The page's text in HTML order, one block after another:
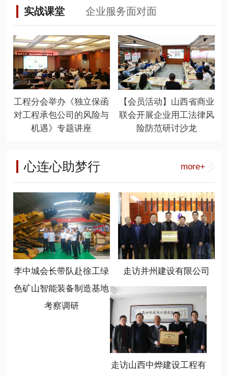
林当选为秘书长，程晋秀、魏勇分别
当选为副秘书长。 (省工商联二级巡
能新智造”为主题，聚集行业大咖共商
新时代发展大计。坚持“稳中求进，以
进促稳，先破后立”总要求，适应新质
生产力发展要求，推动行业高质量发
门、高校院所及大型企业的联系合
作，促进优惠政策和产学研用一体化
落地生根，更大限度地为会员发展提
有着20多年历史的商会，在新时代、
新任务、新情况下，始终坚持服务、
联合、创新、共享的办会宗旨，不断
加大组织建设力度，提高服务大局能
力，取得了优异成绩，新智造分会就
是该会打造的一个重点分会，也是形
成行业新质生产力发展的引擎。 (山
西省商业联合会党支部书记冯学亮)
(山西省商业联合会新智造分会会长温
作洧) 新任会长、徐工绿色矿山智能
装备制造基地总经理温作洧表示，要
充分利用好平台，发挥好作用，学习
掌握政策，规范自律发展，链接优质
资源，聚焦基础前沿和行业方向，开
展广泛对接合作，共享发展成果。要
勇于担当，不辱使命，坚持新智造、
基，在涉及业务合作和重大问题上相
谊。 岳泰宇表示徐工集团近年来始终
坚持自主创新，建设先进完整、自主
可控的产业链、创新链、供应链体
系，积极执行总书记“科技创新是发展
新质生产力的核心要素”这一重要论
断，为徐工集团高质量发展提供坚实
基础。 未来双方将加强组织领导，以
更高标准、更严要求做好各环节工
工能源装备大客户部部长刘祥刚、华
北大区总监常顺顺、徐工绿色矿山智
书记陈岳任、基地销售管理部部长程
晋秀参加了座谈。
城出席会议并发表重要讲话。 百度智
能云、华廷集团华廷数智公司、上海
山源、山西高河能源、重庆梅安森、
精英数智、国家超级计算太原中心的
专家进行了经验分享，其中华廷集团
华廷数智公司段武举副总围绕“视觉大
模型在煤矿行业的落地应用实践”同大
家沟通交流。 山西省有关部门相关负
责人、各煤炭企事业单位负责数字
化、智能化相关同志、各类煤炭信息
家学者，产业生态合作伙伴以及相关
实战课堂 企业服务面对面
工程分会举办《独立保函
对工程承包公司的风险与
机遇》专题讲座
【会员活动】山西省商业
联会开展企业用工法律风
险防范研讨沙龙
心连心助梦行 more+
李中城会长带队赴徐工绿
色矿山智能装备制造基地
考察调研
走访并州建设有限公司
走访山西中烨建设工程有